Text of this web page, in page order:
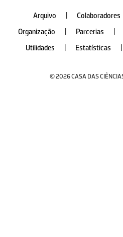
Arquivo Colaboradores
Organização
Parcerias
Utilidades
Estatísticas
© 2026 CASA DAS